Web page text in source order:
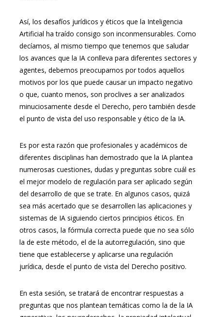
Así, los desafíos jurídicos y éticos que la Inteligencia
Artificial ha traído consigo son inconmensurables. Como
decíamos, al mismo tiempo que tenemos que saludar
los avances que la IA conlleva para diferentes sectores y
agentes, debemos preocuparnos por todos aquellos
motivos por los que puede causar un impacto negativo
o que, cuanto menos, son proclives a ser analizados
minuciosamente desde el Derecho, pero también desde
el punto de vista del uso responsable y ético de la IA.
Es por esta razón que profesionales y académicos de
diferentes disciplinas han demostrado que la IA plantea
numerosas cuestiones, dudas y preguntas sobre cuál es
el mejor modelo de regulación para ser aplicado según
del desarrollo de que se trate. En algunos casos, quizá
sea más acertado que se desarrollen las aplicaciones y
sistemas de IA siguiendo ciertos principios éticos. En
otros casos, la fórmula correcta puede que no sea sólo
la de este método, el de la autorregulación, sino que
tiene que establecerse y aplicarse una regulación
jurídica, desde el punto de vista del Derecho positivo.
En esta sesión, se tratará de encontrar respuestas a
preguntas que nos plantean temáticas como la de la IA